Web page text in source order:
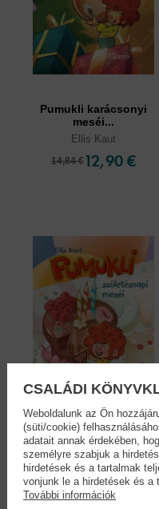
Pumukli karácsonyi
meséi...
Ellis Kaut
14,84 €12,90 €
Pumukli születésnapi
meséi
Ellis Kaut
14,84 €12,90 €
CSALÁDI
Weboldalunk az Ön
(süti/cookie)
adatait annak érdekében,
személyre szabjuk a
hirdetések és a tartalmak
vonjunk le a hirdetések és a
További információk